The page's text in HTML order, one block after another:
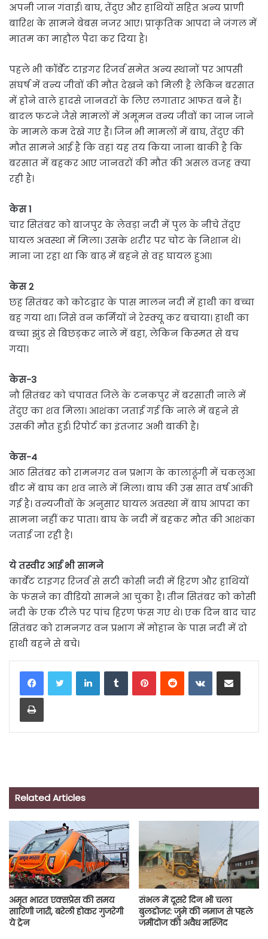
अपनी जान गंवाई। बाघ, तेंदुए और हाथियों सहित अन्य प्राणी
बारिश के सामने बेबस नजर आए। प्राकृतिक आपदा ने जंगल में
मातम का माहौल पैदा कर दिया है।
पहले भी कॉर्बेट टाइगर रिजर्व समेत अन्य स्थानों पर आपसी
संघर्ष में वन्य जीवों की मौत देखने को मिली है लेकिन बरसात
में होने वाले हादसे जानवरों के लिए लगातार आफत बने हैं।
बादल फटने जैसे मामलों में अमूमन वन्य जीवों का जान जाने
के मामले कम देखे गए हैं। जिन भी मामलों में बाघ, तेंदुए की
मौत सामने आई है कि वहां यह तय किया जाना बाकी है कि
बरसात में बहकर आए जानवरों की मौत की असल वजह क्या
रही है।
केस 1
चार सितंबर को बाजपुर के लेवड़ा नदी में पुल के नीचे तेंदुए
घायल अवस्था में मिला। उसके शरीर पर चोट के निशान थे।
माना जा रहा था कि बाढ़ में बहने से वह घायल हुआ।
केस 2
छह सितंबर को कोटद्वार के पास मालन नदी में हाथी का बच्चा
बह गया था। जिसे वन कर्मियों ने रेस्क्यू कर बचाया। हाथी का
बच्चा झुंड से बिछड़कर नाले में बहा, लेकिन किस्मत से बच
गया।
केस-3
नौ सितंबर को चंपावत जिले के टनकपुर में बरसाती नाले में
तेंदुए का शव मिला। आशंका जताई गई कि नाले में बहने से
उसकी मौत हुई। रिपोर्ट का इंतजार अभी बाकी है।
केस-4
आठ सितंबर को रामनगर वन प्रभाग के कालाढूंगी में चकलुआ
बीट में बाघ का शव नाले में मिला। बाघ की उम्र सात वर्ष आंकी
गई है। वन्यजीवों के अनुसार घायल अवस्था में बाघ आपदा का
सामना नहीं कर पाता। बाघ के नदी में बहकर मौत की आशंका
जताई जा रही है।
ये तस्वीर आई भी सामने
कार्बेट टाइगर रिजर्व से सटी कोसी नदी में हिरण और हाथियों
के फंसने का वीडियो सामने आ चुका है। तीन सितंबर को कोसी
नदी के एक टीले पर पांच हिरण फंस गए थे। एक दिन बाद चार
सितंबर को रामनगर वन प्रभाग में मोहान के पास नदी में दो
हाथी बहने से बचे।
LinkedInTumblrPinterestReddit VKontakteShare via Email
Print
Related Articles
अमृत भारत एक्सप्रेस की समय
सारिणी जारी, बरेली होकर गुजरेगी
ये ट्रेन
संभल में दूसरे दिन भी चला
बुलडोजर: जुमे की नमाज से पहले
जमींदोज की अवैध मस्जिद